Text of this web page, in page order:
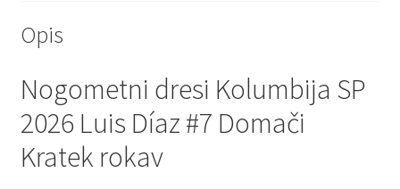
Opis
Nogometni dresi Kolumbija SP
2026 Luis Díaz #7 Domači
Kratek rokav